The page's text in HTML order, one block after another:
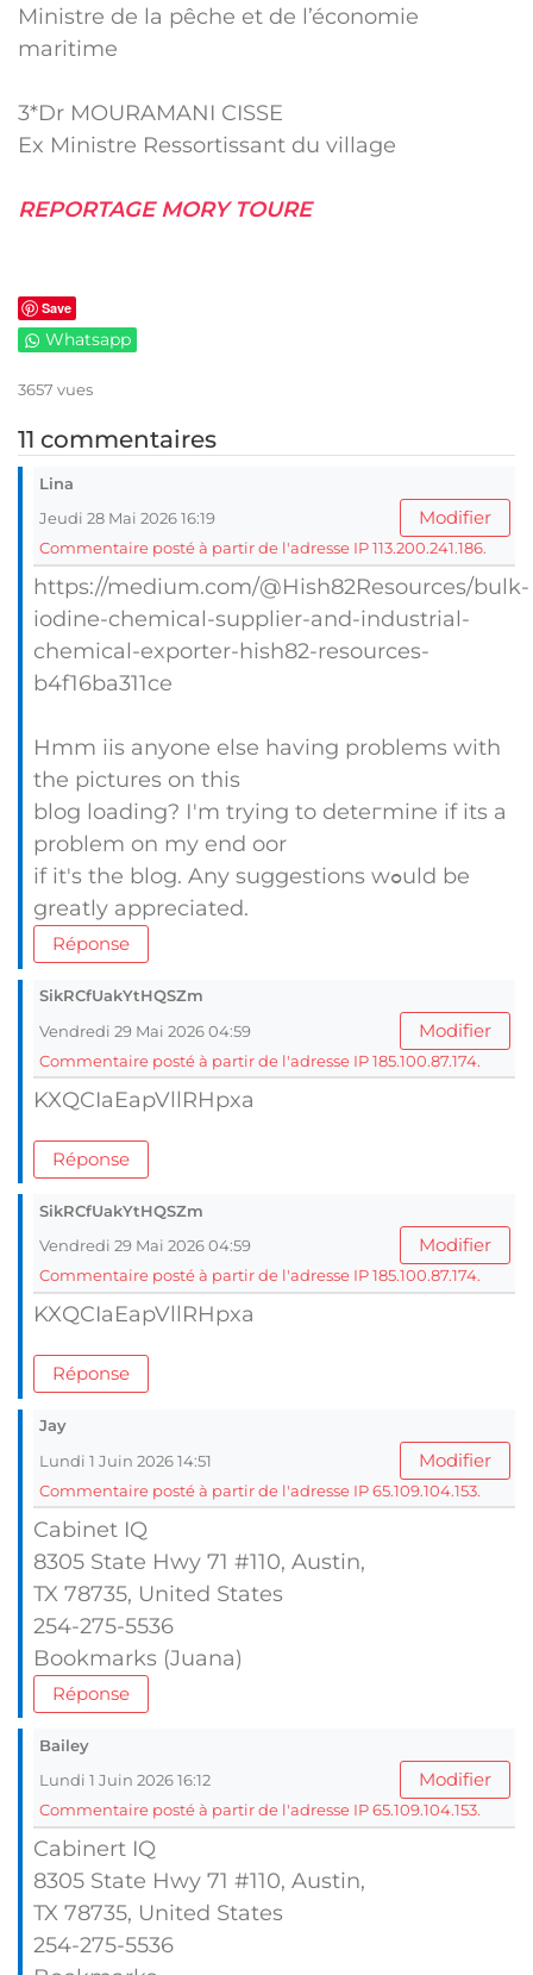
Ministre de la pêche et de l’économie
maritime
3*Dr MOURAMANI CISSE
Ex Ministre Ressortissant du village
REPORTAGE MORY TOURE
Save
Whatsapp
3657 vues
11 commentaires
Lina
Jeudi 28 Mai 2026 16:19
Modifier
Commentaire posté à partir de l'adresse IP 113.200.241.186.
https://medium.com/@Hish82Resources/bulk-
iodine-chemical-supplier-and-industrial-
chemical-exporter-hish82-resources-
b4f16ba311ce
Hmm iis anyone else having problems with
tһe pіctures on this
blog loading? Ӏ'm trying to deteгmine if its a
problem on my end oor
if it's the blog. Any suggestions wߋuld be
greatly appreciated.
Réponse
SikRCfUakYtHQSZm
Vendredi 29 Mai 2026 04:59
Modifier
Commentaire posté à partir de l'adresse IP 185.100.87.174.
KXQCIaEapVllRHpxa
Réponse
SikRCfUakYtHQSZm
Vendredi 29 Mai 2026 04:59
Modifier
Commentaire posté à partir de l'adresse IP 185.100.87.174.
KXQCIaEapVllRHpxa
Réponse
Jay
Lundi 1 Juin 2026 14:51
Modifier
Commentaire posté à partir de l'adresse IP 65.109.104.153.
Cabinet IQ
8305 State Hwy 71 #110, Austin,
TX 78735, United Ѕtates
254-275-5536
Bookmarks (Juana)
Réponse
Bailey
Lundi 1 Juin 2026 16:12
Modifier
Commentaire posté à partir de l'adresse IP 65.109.104.153.
Cabinert IQ
8305 State Hwy 71 #110, Austin,
TX 78735, United Ѕtates
254-275-5536